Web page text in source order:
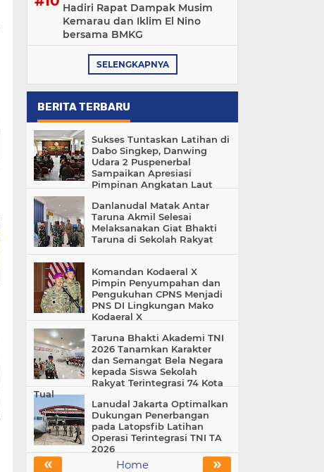
Hadiri Rapat Dampak Musim
Kemarau dan Iklim El Nino
bersama BMKG
SELENGKAPNYA
BERITA TERBARU
Sukses Tuntaskan Latihan di
Dabo Singkep, Danwing
Udara 2 Puspenerbal
Sampaikan Apresiasi
Pimpinan Angkatan Laut
Danlanudal Matak Antar
Taruna Akmil Selesai
Melaksanakan Giat Bhakti
Taruna di Sekolah Rakyat
Komandan Kodaeral X
Pimpin Penyumpahan dan
Pengukuhan CPNS Menjadi
PNS DI Lingkungan Mako
Kodaeral X
Taruna Bhakti Akademi TNI
2026 Tanamkan Karakter
dan Semangat Bela Negara
kepada Siswa Sekolah
Rakyat Terintegrasi 74 Kota
Tual
Lanudal Jakarta Optimalkan
Dukungan Penerbangan
pada Latopsfib Latihan
Operasi Terintegrasi TNI TA
2026
« »
Home